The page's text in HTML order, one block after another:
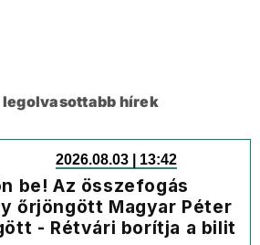
legolvasottabb hírek
2026.08.03 | 13:42
be! Az összefogás
őrjöngött Magyar Péter
- Rétvári borítja a bilit